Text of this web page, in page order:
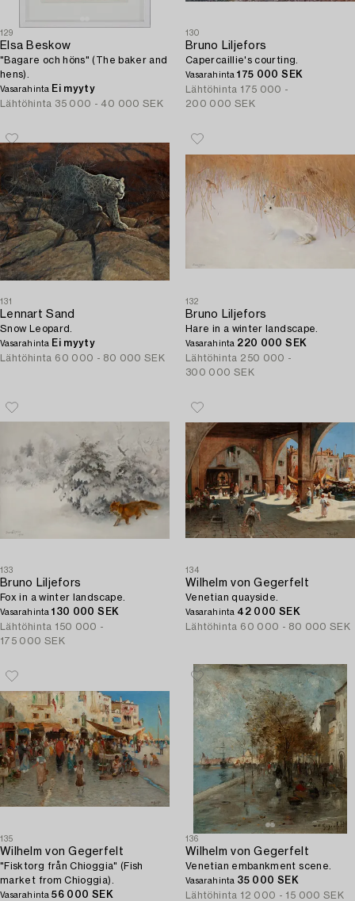
129
Elsa Beskow
"Bagare och höns" (The baker and
hens).
Vasarahinta Ei myyty
Lähtöhinta 35 000 - 40 000 SEK
130
Bruno Liljefors
Capercaillie's courting.
Vasarahinta175 000 SEK
Lähtöhinta 175 000 -
200 000 SEK
131
Lennart Sand
Snow Leopard.
Vasarahinta Ei myyty
Lähtöhinta 60 000 - 80 000 SEK
132
Bruno Liljefors
Hare in a winter landscape.
Vasarahinta 220 000 SEK
Lähtöhinta 250 000 -
300 000 SEK
133
Bruno Liljefors
Fox in a winter landscape.
Vasarahinta130 000 SEK
Lähtöhinta 150 000 -
175 000 SEK
134
Wilhelm von Gegerfelt
Venetian quayside.
Vasarahinta 42 000 SEK
Lähtöhinta 60 000 - 80 000 SEK
135
Wilhelm von Gegerfelt
"Fisktorg från Chioggia" (Fish
market from Chioggia).
Vasarahinta56 000 SEK
136
Wilhelm von Gegerfelt
Venetian embankment scene.
Vasarahinta 35 000 SEK
Lähtöhinta 12 000 - 15 000 SEK